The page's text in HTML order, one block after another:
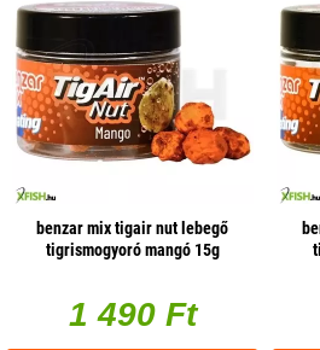
benzar mix tigair nut lebegő
tigrismogyoró mangó 15g
1 490 Ft